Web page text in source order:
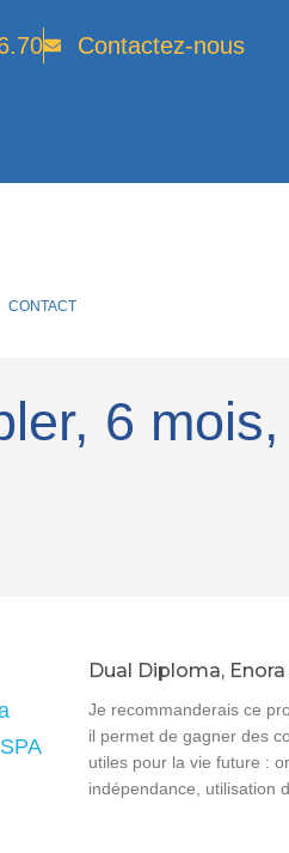
Contactez-nous
CONTACT
6 mois,
Dual Diploma,
Je recommanderais ce
il permet de gagner des
utiles pour la vie future :
indépendance, utilisation